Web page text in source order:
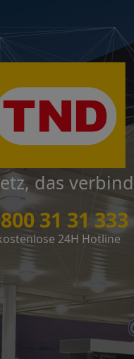
das
31 31 333
24H Hotline